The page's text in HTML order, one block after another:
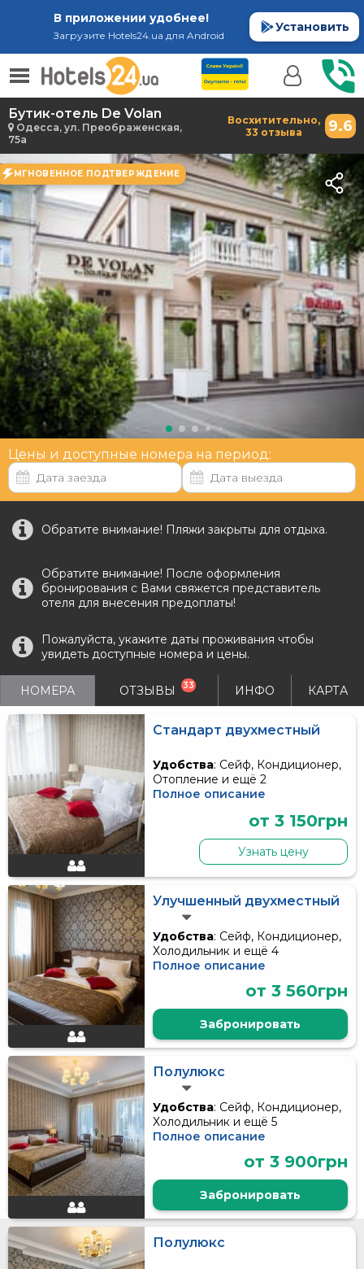
В приложении удобнее!
Загрузите Hotels24.ua для Android
Установить
Бутик-отель De Volan
Одесса, ул. Преображенская,
75а
Восхитительно, 9.6
33 отзыва
МГНОВЕННОЕ ПОДТВЕРЖДЕНИЕ
Цены и доступные номера на период:
Обратите внимание! Пляжи закрыты для отдыха.
Обратите внимание! После оформления
бронирования с Вами свяжется представитель
отеля для внесения предоплаты!
Пожалуйста, укажите даты проживания чтобы
увидеть доступные номера и цены.
НОМЕРА ОТЗЫВЫ 33 ИНФО КАРТА
Стандарт двухместный
Удобства: Сейф, Кондиционер,
Отопление и ещё 2
Полное описание
от 3 150грн
Узнать цену
Улучшенный двухместный
Удобства: Сейф, Кондиционер,
Холодильник и ещё 4
Полное описание
от 3 560грн
Забронировать
Полулюкс
Удобства: Сейф, Кондиционер,
Холодильник и ещё 5
Полное описание
от 3 900грн
Забронировать
Полулюкс